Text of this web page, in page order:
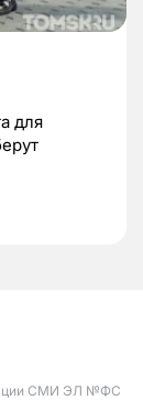
для
СМИ ЭЛ №ФС